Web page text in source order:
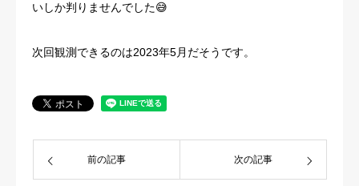
いしか判りませんでした😅
次回観測できるのは2023年5月だそうです。
前の記事 次の記事